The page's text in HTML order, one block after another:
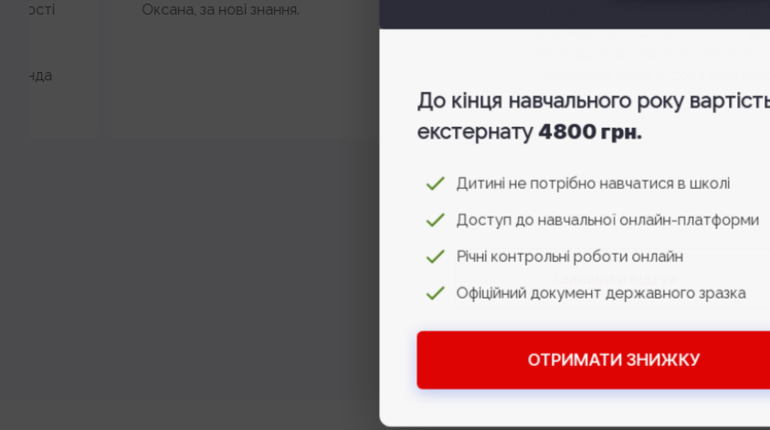
До кінця навчального року вартість
екстернату4800 грн.
Дитині не потрібно навчатися в школі
Доступ до навчальної онлайн-платформи
Річні контрольні роботи онлайн
Офіційний документ державного зразка
ОТРИМАТИ ЗНИЖКУ
Оксана, за нові знання.
впринципі все добре. Вчителі допомагають
Англійська мова теж добре
Математика